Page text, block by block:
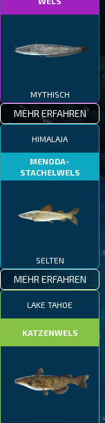
MYTHISCH
MEHR ERFAHREN
HIMALAJA
MENODA-
STACHELWELS
SELTEN
MEHR ERFAHREN
LAKE TAHOE
KATZENWELS